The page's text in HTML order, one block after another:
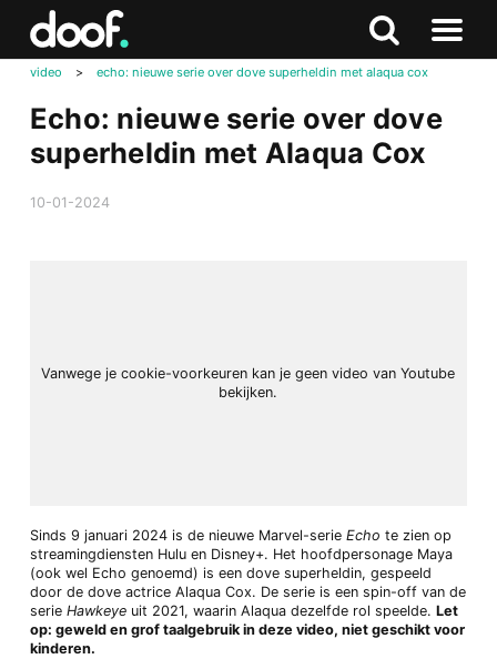
Zoeken
Naar
video > echo: nieuwe serie over dove superheldin met alaqua cox
Echo: nieuwe serie over dove
superheldin met Alaqua Cox
10-01-2024
Vanwege je cookie-voorkeuren kan je geen video van Youtube
bekijken.
Sinds 9 januari 2024 is de nieuwe Marvel-serie Echo te zien op
streamingdiensten Hulu en Disney+. Het hoofdpersonage Maya
(ook wel Echo genoemd) is een dove superheldin, gespeeld
door de dove actrice Alaqua Cox. De serie is een spin-off van de
serie Hawkeyeuit 2021, waarin Alaqua dezelfde rol speelde. Let
op: geweld en grof taalgebruik in deze video, niet geschikt voor
kinderen.
Doof.nl
Zoeken
naar